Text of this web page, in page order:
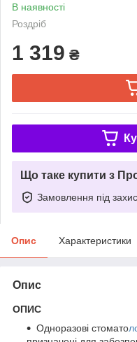
В наявності
Роздріб
1 319 ₴
Що таке купити з
Замовлення під
Опис Характеристики
Опис
ОПИС
Одноразові стомато